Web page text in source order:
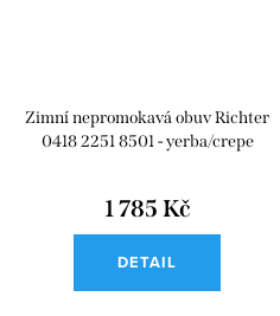
Zimní nepromokavá obuv Richter
0418 2251 8501 - yerba/crepe
1 785 Kč
DETAIL